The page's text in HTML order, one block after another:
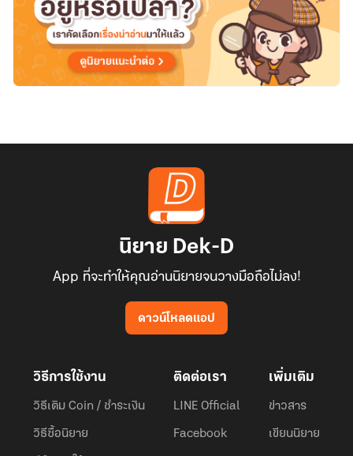
นิยาย Dek-D
App ที่จะทำให้คุณอ่านนิยายจนวางมือถือไม่ลง!
ดาวน์โหลดแอป
วิธีการใช้งาน
วิธีเติม Coin / ชำระเงิน
วิธีซื้อนิยาย
ติดต่อเรา
LINE Official
Facebook
เพิ่มเติม
ข่าวสาร
เขียนนิยาย